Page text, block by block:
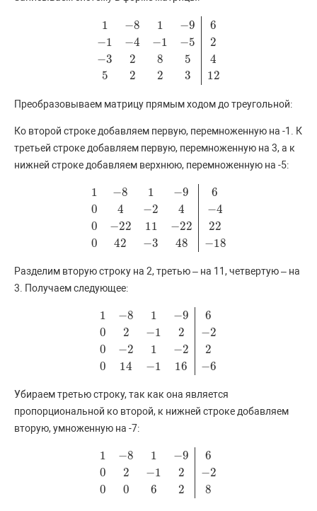
1
−1
−3
5
−8
−4
2
2
1
−1
8
2
−9
−5
5
3
6
2
4
12
Преобразовываем матрицу прямым ходом до треугольной:
Ко второй строке добавляем первую, перемноженную на -1. К
третьей строке добавляем первую, перемноженную на 3, а к
нижней строке добавляем верхнюю, перемноженную на -5:
1
0
0
0
−8
4
−22
42
1
−2
11
−3
−9
4
−22
48
6
−4
22
−18
Разделим вторую строку на 2, третью – на 11, четвертую – на
3. Получаем следующее:
1
0
0
0
−8
2
−2
14
1
−1
1
−1
−9
2
−2
16
6
−2
2
−6
Убираем третью строку, так как она является
пропорциональной ко второй, к нижней строке добавляем
вторую, умноженную на -7:
1
0
0
−8
2
0
1
−1
6
−9
2
2
6
−2
8
−8 96 −12 06